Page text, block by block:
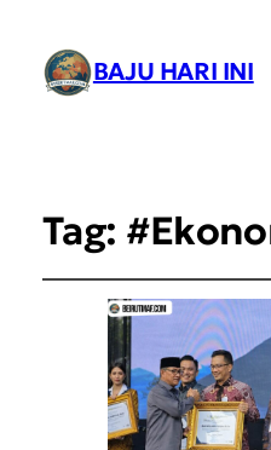
BAJU HARI INI
Tag: